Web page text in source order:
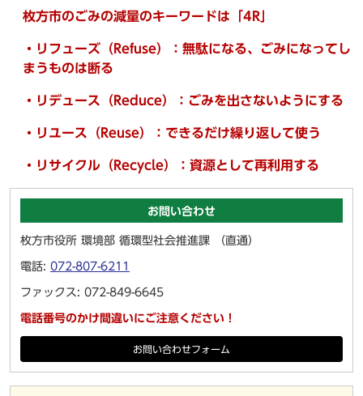
枚方市のごみの減量のキーワードは「4R」
・リフューズ（Refuse）：無駄になる、ごみになってし
まうものは断る
・リデュース（Reduce）：ごみを出さないようにする
・リユース（Reuse）：できるだけ繰り返して使う
・リサイクル（Recycle）：資源として再利用する
お問い合わせ
枚方市役所 環境部 循環型社会推進課 （直通）
電話: 072-807-6211
ファックス: 072-849-6645
電話番号のかけ間違いにご注意ください！
お問い合わせフォーム